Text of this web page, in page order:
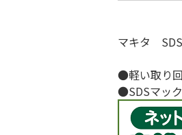
マキタ SDS
●軽い取り
●SDSマッ